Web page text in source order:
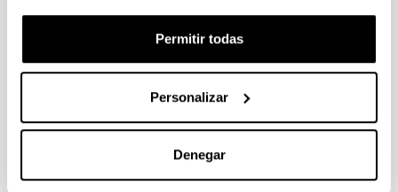
Permitir todas
Personalizar
Denegar